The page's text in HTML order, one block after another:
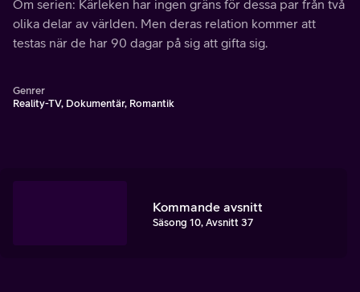
Om serien: Kärleken har ingen gräns för dessa par från två
olika delar av världen. Men deras relation kommer att
testas när de har 90 dagar på sig att gifta sig.
Genrer
Reality-TV, Dokumentär, Romantik
Kommande avsnitt
Säsong 10, Avsnitt 37